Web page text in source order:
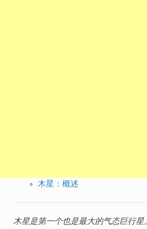
木星：概述
木星是第一个也是最大的气态巨行星